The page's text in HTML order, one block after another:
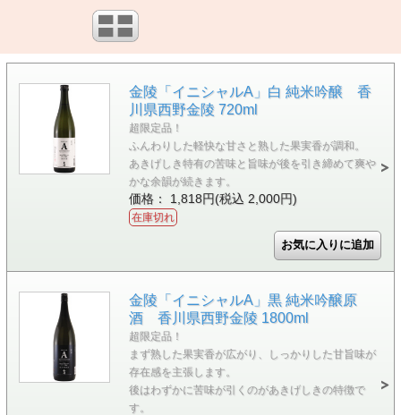
金陵「イニシャルA」白 純米吟醸 香
川県西野金陵 720ml
超限定品！
ふんわりした軽快な甘さと熟した果実香が調和。
あきげしき特有の苦味と旨味が後を引き締めて爽や
かな余韻が続きます。
価格： 1,818円(税込 2,000円)
在庫切れ
金陵「イニシャルA」黒 純米吟醸原
酒 香川県西野金陵 1800ml
超限定品！
まず熟した果実香が広がり、しっかりした甘旨味が
存在感を主張します。
後はわずかに苦味が引くのがあきげしきの特徴で
す。